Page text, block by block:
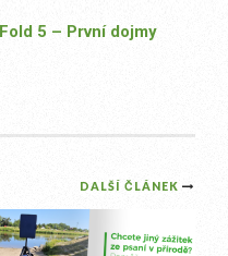
5 – První dojmy
DALŠÍ ČLÁNEK